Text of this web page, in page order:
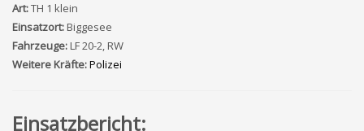
Art:TH 1 klein
Einsatzort:Biggesee
Fahrzeuge:LF 20-2, RW
Weitere Kräfte:Polizei
Einsatzbericht: